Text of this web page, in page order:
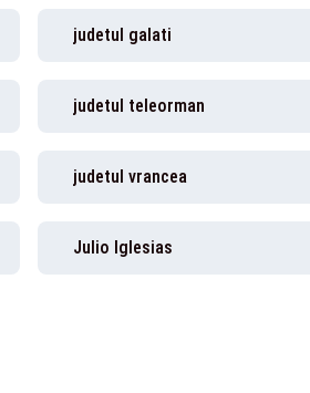
judetul galati
judetul teleorman
judetul vrancea
Julio Iglesias